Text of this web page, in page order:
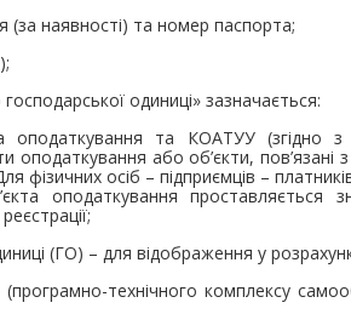
(за наявності) та номер паспорта;
одиниці» зазначається:
оподаткування та КОАТУУ (згідно
оподаткування або об’єкти,
осіб – підприємців – платників
оподаткування
(ГО) – для відображення у
технічного комплексу